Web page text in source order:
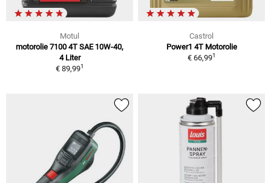
Motul
motorolie 7100 4T SAE 10W-40,
4 Liter
€ 89,991
Castrol
Power1 4T Motorolie
€ 66,991